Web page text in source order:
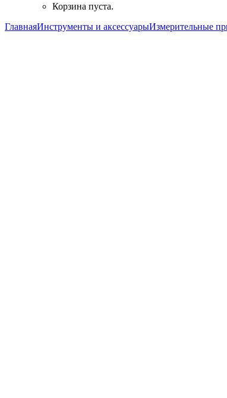
Корзина пуста.
ГлавнаяИнструменты и аксессуарыИзмерительные